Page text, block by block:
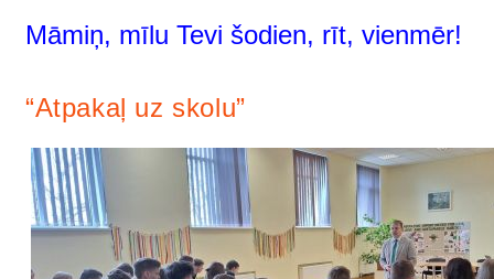
Māmiņ, mīlu Tevi šodien, rīt, vienmēr!
“Atpakaļ uz skolu”